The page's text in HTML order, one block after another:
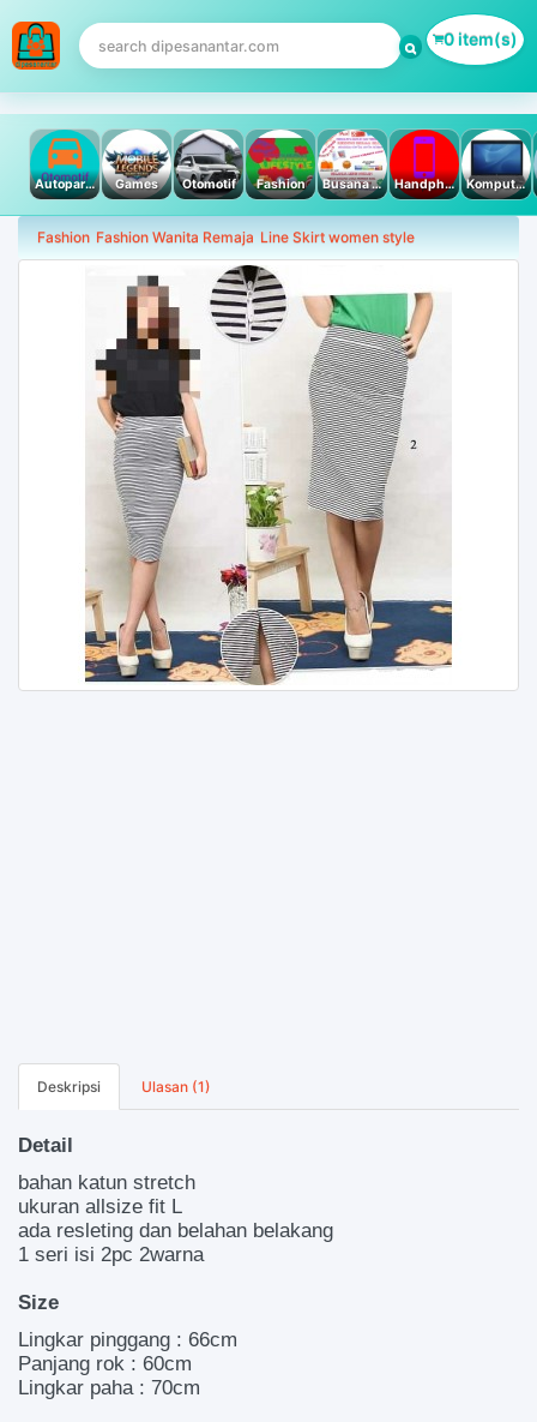
0 item(s)
Autoparts Games Otomotif Fashion Busana Muslim Handphone & Tablet Komputer PC & Laptop
Fashion Fashion Wanita Remaja Line Skirt women style
Deskripsi Ulasan (1)
Detail
bahan katun stretch
ukuran allsize fit L
ada resleting dan belahan belakang
1 seri isi 2pc 2warna
Size
Lingkar pinggang : 66cm
Panjang rok : 60cm
Lingkar paha : 70cm